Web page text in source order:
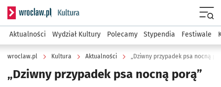
Serwis informacyjny wroclaw.pl podserwis: Kultura
Aktualności Wydział Kultury Polecamy Stypendia Festiwale
wroclaw.pl Kultura Aktualności „Dziwny przypadek psa nocną
„Dziwny przypadek psa nocną porą”